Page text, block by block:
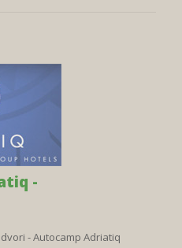
-
- Autocamp Adriatiq